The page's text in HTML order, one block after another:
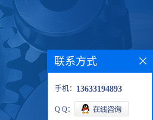
联系方式
手机： 13633194893
Q Q：